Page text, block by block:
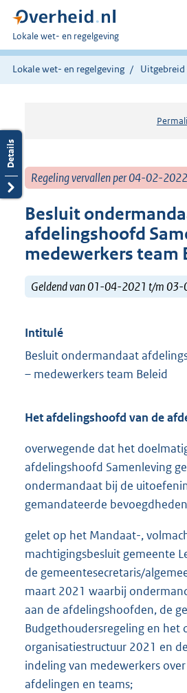
U
bent
hier:
Lokale wet- en regelgeving
Lokale wet- en regelgeving Uitgebreid
Regeling vervallen per 04-02-2022
Besluit
afdelingshoofd
medewerkers team
Geldend van 01-04-2021 t/m
Intitulé
Besluit ondermandaat
– medewerkers team Beleid
Het afdelingshoofd van de
overwegende dat het
afdelingshoofd Samenleving
ondermandaat bij de
gemandateerde
gelet op het Mandaat-,
machtigingsbesluit gemeente
de gemeentesecretaris/
maart 2021 waarbij
aan de afdelingshoofden, de
Budgethoudersregeling en het
organisatiestructuur 2021 en
indeling van medewerkers
afdelingen en teams;